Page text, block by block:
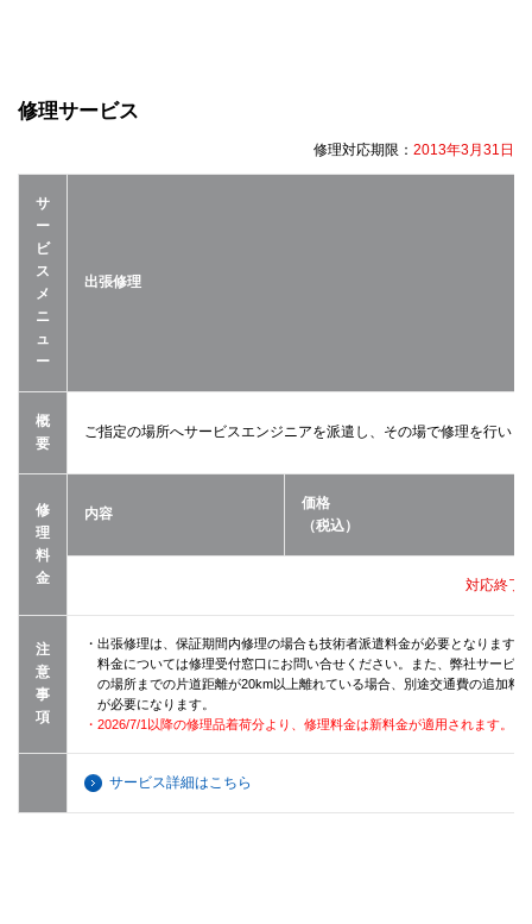
修理サービス
修理対応期限： 2013年3月31日
サ
ー
ビ
ス
メ
ニ
ュ
ー
出張修理
概
要
ご指定の場所へサービスエンジニアを派遣し、その場で修理を行いま
修
理
料
金
内容
価格
（税込）
対応終了
注
意
事
項
・出張修理は、保証期間内修理の場合も技術者派遣料金が必要となります
料金については修理受付窓口にお問い合せください。また、弊社サービ
の場所までの片道距離が20km以上離れている場合、別途交通費の追加
が必要になります。
・2026/7/1以降の修理品着荷分より、修理料金は新料金が適用されます。
サービス詳細はこちら